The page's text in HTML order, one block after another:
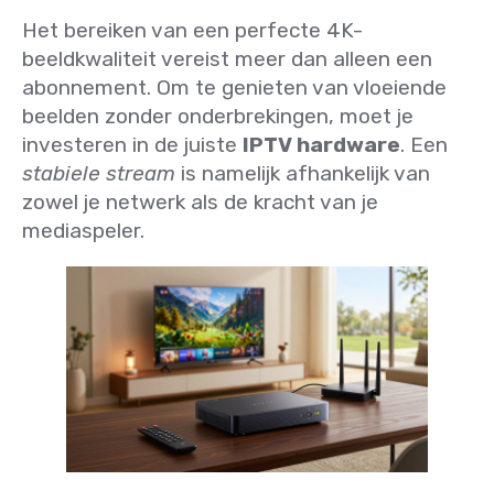
Het bereiken van een perfecte 4K-
beeldkwaliteit vereist meer dan alleen een
abonnement. Om te genieten van vloeiende
beelden zonder onderbrekingen, moet je
investeren in de juiste IPTV hardware. Een
stabiele stream is namelijk afhankelijk van
zowel je netwerk als de kracht van je
mediaspeler.